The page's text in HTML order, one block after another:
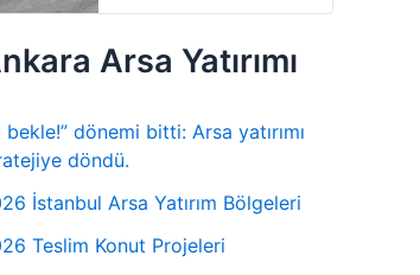
Arsa Yatırımı
bekle!” dönemi bitti: Arsa yatırımı
döndü.
İstanbul Arsa Yatırım Bölgeleri
Teslim Konut Projeleri